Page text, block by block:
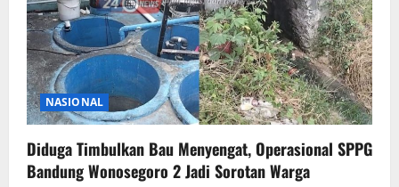
NASIONAL
Diduga Timbulkan Bau Menyengat, Operasional SPPG
Bandung Wonosegoro 2 Jadi Sorotan Warga